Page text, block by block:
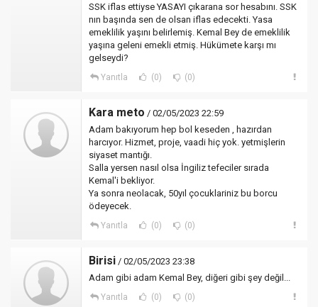
SSK iflas ettiyse YASAYI çıkarana sor hesabını. SSK
nın başında sen de olsan iflas edecekti. Yasa
emeklilik yaşını belirlemiş. Kemal Bey de emeklilik
yaşına geleni emekli etmiş. Hükümete karşı mı
gelseydi?
Yanıtla (0) (0)
Kara meto / 02/05/2023 22:59
Adam bakıyorum hep bol keseden , hazırdan
harcıyor. Hizmet, proje, vaadi hiç yok. yetmişlerin
siyaset mantığı.
Salla yersen nasıl olsa İngiliz tefeciler sırada
Kemal'i bekliyor.
Ya sonra neolacak, 50yıl çocuklariniz bu borcu
ödeyecek.
Yanıtla (0) (0)
Birisi / 02/05/2023 23:38
Adam gibi adam Kemal Bey, diğeri gibi şey değil...
Yanıtla (0) (0)